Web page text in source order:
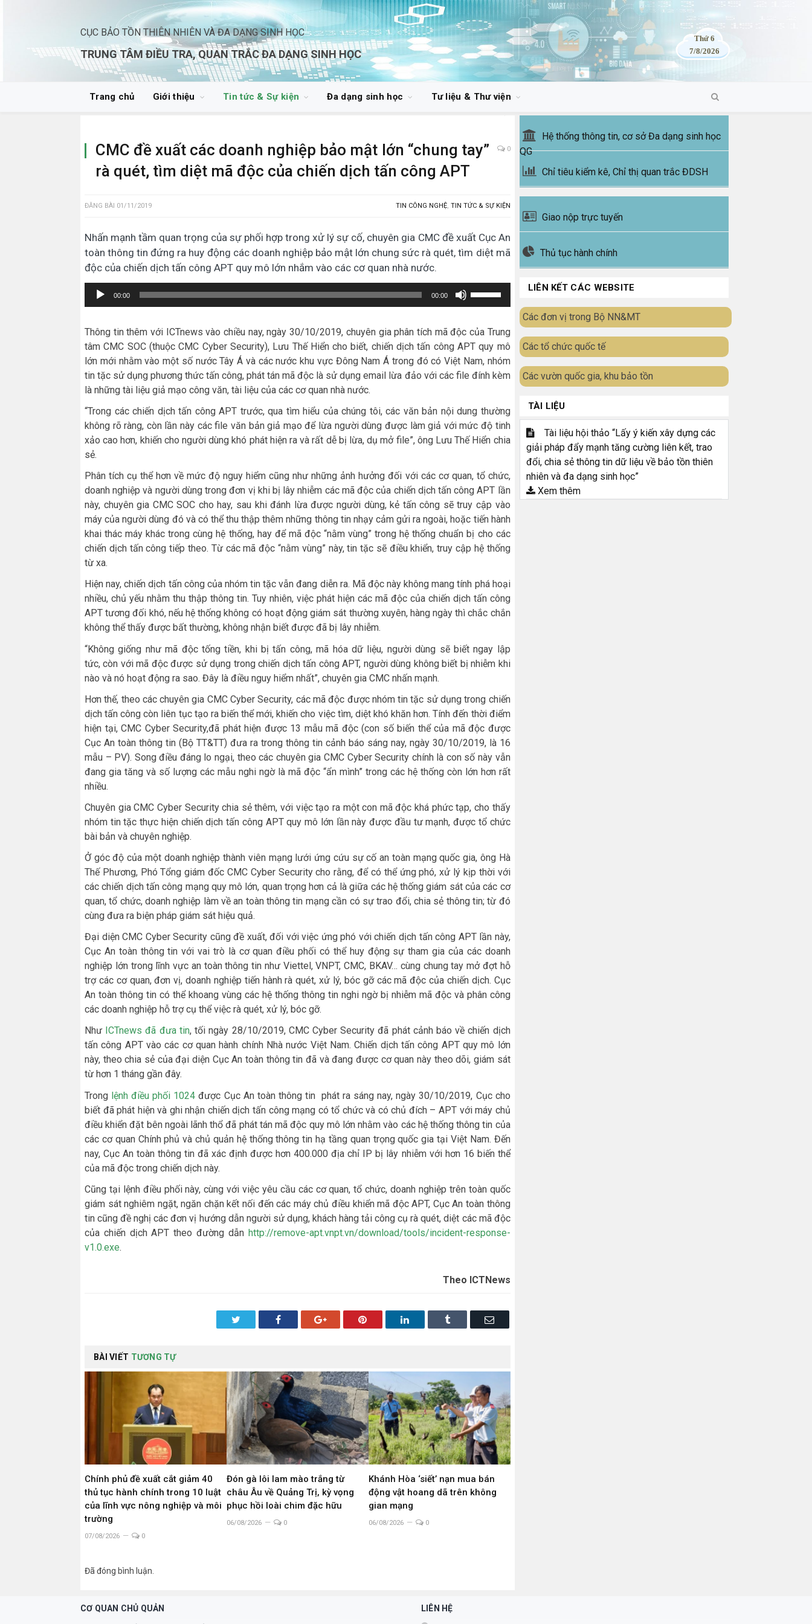
CỤC BẢO TỒN THIÊN NHIÊN VÀ ĐA DẠNG SINH HỌC
TRUNG TÂM ĐIỀU TRA, QUAN TRẮC ĐA DẠNG SINH HỌC
Thứ 6
7/8/2026
Trang chủ Giới thiệu Tin tức & Sự kiện Đa dạng sinh học Tư liệu & Thư viện
CMC đề xuất các doanh nghiệp bảo mật lớn “chung tay”
rà quét, tìm diệt mã độc của chiến dịch tấn công APT
0
ĐĂNG BÀI 01/11/2019 TIN CÔNG NGHỆ, TIN TỨC & SỰ KIỆN
Nhấn mạnh tầm quan trọng của sự phối hợp trong xử lý sự cố, chuyên gia CMC đề xuất Cục An
toàn thông tin đứng ra huy động các doanh nghiệp bảo mật lớn chung sức rà quét, tìm diệt mã
độc của chiến dịch tấn công APT quy mô lớn nhắm vào các cơ quan nhà nước.
Trình
chơi
00:00 00:00
Sử
dụng
phím
mũi
tên
để
tăng
hoặc
âm
lượng.
Thông tin thêm với ICTnews vào chiều nay, ngày 30/10/2019, chuyên gia phân tích mã độc của Trung
tâm CMC SOC (thuộc CMC Cyber Security), Lưu Thế Hiển cho biết, chiến dịch tấn công APT quy mô
lớn mới nhằm vào một số nước Tây Á và các nước khu vực Đông Nam Á trong đó có Việt Nam, nhóm
tin tặc sử dụng phương thức tấn công, phát tán mã độc là sử dụng email lừa đảo với các file đính kèm
là những tài liệu giả mạo công văn, tài liệu của các cơ quan nhà nước.
“Trong các chiến dịch tấn công APT trước, qua tìm hiểu của chúng tôi, các văn bản nội dung thường
không rõ ràng, còn lần này các file văn bản giả mạo để lừa người dùng được làm giả với mức độ tinh
xảo cao hơn, khiến cho người dùng khó phát hiện ra và rất dễ bị lừa, dụ mở file”, ông Lưu Thế Hiển chia
sẻ.
Phân tích cụ thể hơn về mức độ nguy hiểm cũng như những ảnh hưởng đối với các cơ quan, tổ chức,
doanh nghiệp và người dùng trong đơn vị khi bị lây nhiễm các mã độc của chiến dịch tấn công APT lần
này, chuyên gia CMC SOC cho hay, sau khi đánh lừa được người dùng, kẻ tấn công sẽ truy cập vào
máy của người dùng đó và có thể thu thập thêm những thông tin nhạy cảm gửi ra ngoài, hoặc tiến hành
khai thác máy khác trong cùng hệ thống, hay để mã độc “nằm vùng” trong hệ thống chuẩn bị cho các
chiến dịch tấn công tiếp theo. Từ các mã độc “nằm vùng” này, tin tặc sẽ điều khiển, truy cập hệ thống
từ xa.
Hiện nay, chiến dịch tấn công của nhóm tin tặc vẫn đang diễn ra. Mã độc này không mang tính phá hoại
nhiều, chủ yếu nhằm thu thập thông tin. Tuy nhiên, việc phát hiện các mã độc của chiến dịch tấn công
APT tương đối khó, nếu hệ thống không có hoạt động giám sát thường xuyên, hàng ngày thì chắc chắn
không thể thấy được bất thường, không nhận biết được đã bị lây nhiễm.
“Không giống như mã độc tống tiền, khi bị tấn công, mã hóa dữ liệu, người dùng sẽ biết ngay lập
tức, còn với mã độc được sử dụng trong chiến dịch tấn công APT, người dùng không biết bị nhiễm khi
nào và nó hoạt động ra sao. Đây là điều nguy hiểm nhất”, chuyên gia CMC nhấn mạnh.
Hơn thế, theo các chuyên gia CMC Cyber Security, các mã độc được nhóm tin tặc sử dụng trong chiến
dịch tấn công còn liên tục tạo ra biến thể mới, khiến cho việc tìm, diệt khó khăn hơn. Tính đến thời điểm
hiện tại, CMC Cyber Security,đã phát hiện được 13 mẫu mã độc (con số biến thể của mã độc được
Cục An toàn thông tin (Bộ TT&TT) đưa ra trong thông tin cảnh báo sáng nay, ngày 30/10/2019, là 16
mẫu – PV). Song điều đáng lo ngại, theo các chuyên gia CMC Cyber Security chính là con số này vẫn
đang gia tăng và số lượng các mẫu nghi ngờ là mã độc “ẩn mình” trong các hệ thống còn lớn hơn rất
nhiều.
Chuyên gia CMC Cyber Security chia sẻ thêm, với việc tạo ra một con mã độc khá phức tạp, cho thấy
nhóm tin tặc thực hiện chiến dịch tấn công APT quy mô lớn lần này được đầu tư mạnh, được tổ chức
bài bản và chuyên nghiệp.
Ở góc độ của một doanh nghiệp thành viên mạng lưới ứng cứu sự cố an toàn mạng quốc gia, ông Hà
Thế Phương, Phó Tổng giám đốc CMC Cyber Security cho rằng, để có thể ứng phó, xử lý kịp thời với
các chiến dịch tấn công mạng quy mô lớn, quan trọng hơn cả là giữa các hệ thống giám sát của các cơ
quan, tổ chức, doanh nghiệp làm về an toàn thông tin mạng cần có sự trao đổi, chia sẻ thông tin; từ đó
cùng đưa ra biện pháp giám sát hiệu quả.
Đại diện CMC Cyber Security cũng đề xuất, đối với việc ứng phó với chiến dịch tấn công APT lần này,
Cục An toàn thông tin với vai trò là cơ quan điều phối có thể huy động sự tham gia của các doanh
nghiệp lớn trong lĩnh vực an toàn thông tin như Viettel, VNPT, CMC, BKAV… cùng chung tay mở đợt hỗ
trợ các cơ quan, đơn vị, doanh nghiệp tiến hành rà quét, xử lý, bóc gỡ các mã độc của chiến dịch. Cục
An toàn thông tin có thể khoang vùng các hệ thống thông tin nghi ngờ bị nhiễm mã độc và phân công
các doanh nghiệp hỗ trợ cụ thể việc rà quét, xử lý, bóc gỡ.
Như ICTnews đã đưa tin, tối ngày 28/10/2019, CMC Cyber Security đã phát cảnh báo về chiến dịch
tấn công APT vào các cơ quan hành chính Nhà nước Việt Nam. Chiến dịch tấn công APT quy mô lớn
này, theo chia sẻ của đại diện Cục An toàn thông tin đã và đang được cơ quan này theo dõi, giám sát
từ hơn 1 tháng gần đây.
Trong lệnh điều phối 1024 được Cục An toàn thông tin phát ra sáng nay, ngày 30/10/2019, Cục cho
biết đã phát hiện và ghi nhận chiến dịch tấn công mạng có tổ chức và có chủ đích – APT với máy chủ
điều khiển đặt bên ngoài lãnh thổ đã phát tán mã độc quy mô lớn nhằm vào các hệ thống thông tin của
các cơ quan Chính phủ và chủ quản hệ thống thông tin hạ tầng quan trọng quốc gia tại Việt Nam. Đến
nay, Cục An toàn thông tin đã xác định được hơn 400.000 địa chỉ IP bị lây nhiễm với hơn 16 biến thể
của mã độc trong chiến dịch này.
Cũng tại lệnh điều phối này, cùng với việc yêu cầu các cơ quan, tổ chức, doanh nghiệp trên toàn quốc
giám sát nghiêm ngặt, ngăn chặn kết nối đến các máy chủ điều khiển mã độc APT, Cục An toàn thông
tin cũng đề nghị các đơn vị hướng dẫn người sử dụng, khách hàng tải công cụ rà quét, diệt các mã độc
của chiến dịch APT theo đường dẫn http://remove-apt.vnpt.vn/download/tools/incident-response-
v1.0.exe.
Theo ICTNews
Twitter Facebook Google+ Pinterest LinkedIn Tumblr Email
BÀI VIẾT TƯƠNG TỰ
Chính phủ đề xuất cắt giảm 40
thủ tục hành chính trong 10 luật
của lĩnh vực nông nghiệp và môi
trường
07/08/2026 0
Đón gà lôi lam mào trắng từ
châu Âu về Quảng Trị, kỳ vọng
phục hồi loài chim đặc hữu
06/08/2026 0
Khánh Hòa ‘siết’ nạn mua bán
động vật hoang dã trên không
gian mạng
06/08/2026 0
Đã đóng bình luận.
Hệ thống thông tin, cơ sở Đa dạng sinh học
QG
Chỉ tiêu kiểm kê, Chỉ thị quan trắc ĐDSH
Giao nộp trực tuyến
Thủ tục hành chính
LIÊN KẾT CÁC WEBSITE
Các đơn vị trong Bộ NN&MT
Các tổ chức quốc tế
Các vườn quốc gia, khu bảo tồn
TÀI LIỆU
Tài liệu hội thảo “Lấy ý kiến xây dựng các
giải pháp đẩy mạnh tăng cường liên kết, trao
đổi, chia sẻ thông tin dữ liệu về bảo tồn thiên
nhiên và đa dạng sinh học”
Xem thêm
CƠ QUAN CHỦ QUẢN LIÊN HỆ